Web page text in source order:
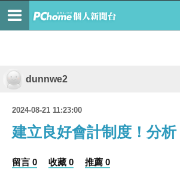
dunnwe2
2024-08-21 11:23:00
建立良好會計制度！分
留言 0 收藏 0 推薦 0